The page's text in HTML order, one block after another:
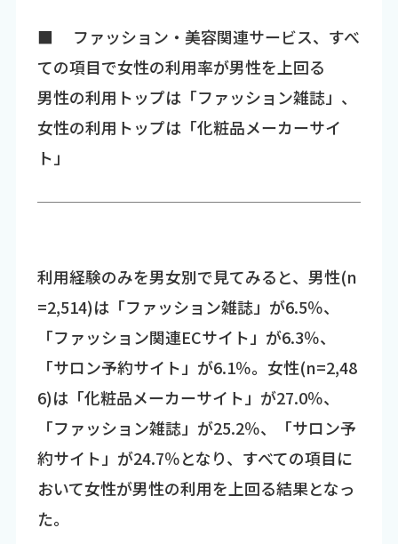
■ ファッション・美容関連サービス、すべ
ての項目で女性の利用率が男性を上回る
男性の利用トップは「ファッション雑誌」、
女性の利用トップは「化粧品メーカーサイ
ト」
利用経験のみを男女別で見てみると、男性(n
=2,514)は「ファッション雑誌」が6.5％、
「ファッション関連ECサイト」が6.3％、
「サロン予約サイト」が6.1％。女性(n=2,48
6)は「化粧品メーカーサイト」が27.0％、
「ファッション雑誌」が25.2％、「サロン予
約サイト」が24.7％となり、すべての項目に
おいて女性が男性の利用を上回る結果となっ
た。